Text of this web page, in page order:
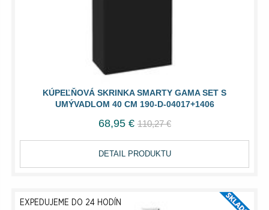
KÚPEĽŇOVÁ SKRINKA SMARTY GAMA SET S
UMÝVADLOM 40 CM 190-D-04017+1406
68,95 € 110,27 €
DETAIL PRODUKTU
EXPEDUJEME DO 24 HODÍN